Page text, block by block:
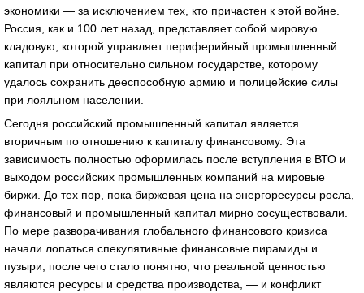
экономики — за исключением тех, кто причастен к этой войне.
Россия, как и 100 лет назад, представляет собой мировую
кладовую, которой управляет периферийный промышленный
капитал при относительно сильном государстве, которому
удалось сохранить дееспособную армию и полицейские силы
при лояльном населении.
Сегодня российский промышленный капитал является
вторичным по отношению к капиталу финансовому. Эта
зависимость полностью оформилась после вступления в ВТО и
выходом российских промышленных компаний на мировые
биржи. До тех пор, пока биржевая цена на энергоресурсы росла,
финансовый и промышленный капитал мирно сосуществовали.
По мере разворачивания глобального финансового кризиса
начали лопаться спекулятивные финансовые пирамиды и
пузыри, после чего стало понятно, что реальной ценностью
являются ресурсы и средства производства, — и конфликт